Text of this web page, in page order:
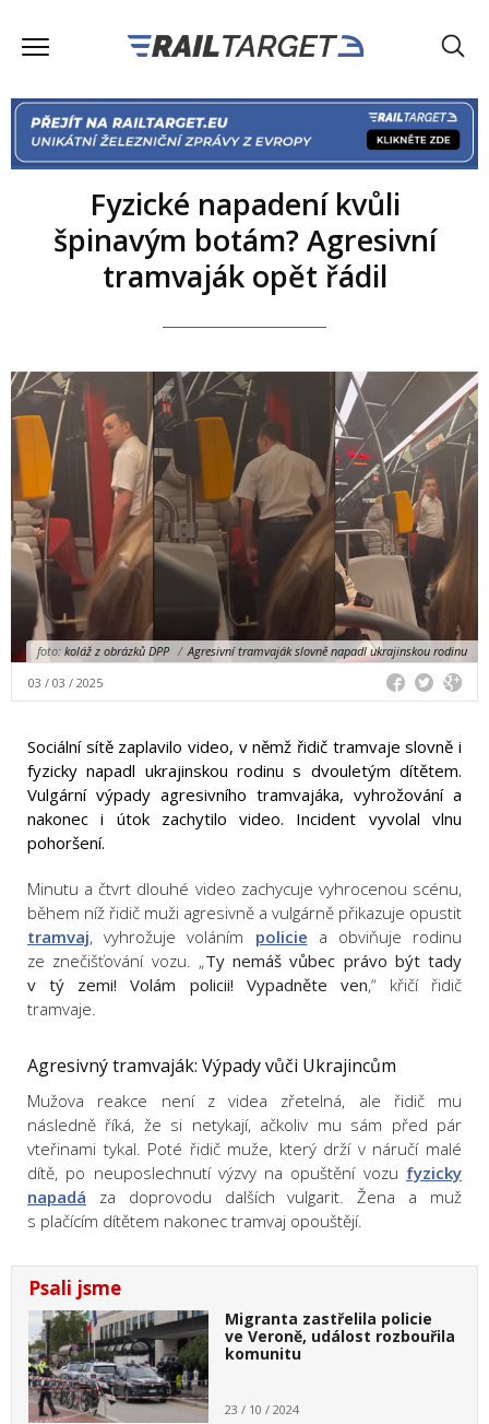
Fyzické napadení kvůli
špinavým botám? Agresivní
tramvaják opět řádil
foto: koláž z obrázků DPP / Agresivní tramvaják slovně napadl ukrajinskou rodinu
03 / 03 / 2025
Sociální sítě zaplavilo video, v němž řidič tramvaje slovně i
fyzicky napadl ukrajinskou rodinu s dvouletým dítětem.
Vulgární výpady agresivního tramvajáka, vyhrožování a
nakonec i útok zachytilo video. Incident vyvolal vlnu
pohoršení.
Minutu a čtvrt dlouhé video zachycuje vyhrocenou scénu,
během níž řidič muži agresivně a vulgárně přikazuje opustit
tramvaj, vyhrožuje voláním policie a obviňuje rodinu
ze znečišťování vozu. „Ty nemáš vůbec právo být tady
v tý zemi! Volám policii! Vypadněte ven,“ křičí řidič
tramvaje.
Agresivný tramvaják: Výpady vůči Ukrajincům
Mužova reakce není z videa zřetelná, ale řidič mu
následně říká, že si netykají, ačkoliv mu sám před pár
vteřinami tykal. Poté řidič muže, který drží v náručí malé
dítě, po neuposlechnutí výzvy na opuštění vozu fyzicky
napadá za doprovodu dalších vulgarit. Žena a muž
s plačícím dítětem nakonec tramvaj opouštějí.
Psali jsme
Migranta zastřelila policie
ve Veroně, událost rozbouřila
komunitu
23 / 10 / 2024